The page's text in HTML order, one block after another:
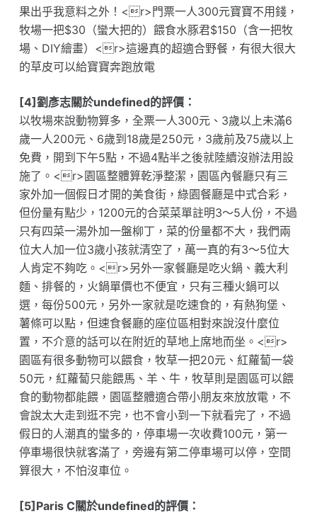
果出乎我意料之外！<r>門票一人300元寶寶不用錢，
牧場一把$30（蠻大把的）餵食水豚君$150（含一把牧
場、DIY繪畫）<r>這邊真的超適合野餐，有很大很大
的草皮可以給寶寶奔跑放電
[4]劉彥志關於undefined的評價：
以牧場來說動物算多，全票一人300元、3歲以上未滿6
歲一人200元、6歲到18歲是250元，3歲前及75歲以上
免費，開到下午5點，不過4點半之後就陸續沒辦法用設
施了。<r>園區整體算乾淨整潔，園區內餐廳只有三
家外加一個假日才開的美食街，綠園餐廳是中式合彩，
但份量有點少，1200元的合菜菜單註明3～5人份，不過
只有四菜一湯外加一盤柳丁，菜的份量都不大，我們兩
位大人加一位3歲小孩就清空了，萬一真的有3～5位大
人肯定不夠吃。<r>另外一家餐廳是吃火鍋、義大利
麵、排餐的，火鍋單價也不便宜，只有三種火鍋可以
選，每份500元，另外一家就是吃速食的，有熱狗堡、
薯條可以點，但速食餐廳的座位區相對來說沒什麼位
置，不介意的話可以在附近的草地上席地而坐。<r>
園區有很多動物可以餵食，牧草一把20元、紅蘿蔔一袋
50元，紅蘿蔔只能餵馬、羊、牛，牧草則是園區可以餵
食的動物都能餵，園區整體適合帶小朋友來放放電，不
會說太大走到逛不完，也不會小到一下就看完了，不過
假日的人潮真的蠻多的，停車場一次收費100元，第一
停車場很快就客滿了，旁邊有第二停車場可以停，空間
算很大，不怕沒車位。
[5]Paris C關於undefined的評價：